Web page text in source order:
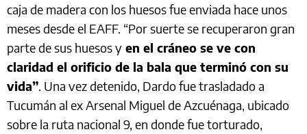
caja de madera con los huesos fue enviada hace unos
meses desde el EAFF. “Por suerte se recuperaron gran
parte de sus huesos y en el cráneo se ve con
claridad el orificio de la bala que terminó con su
vida”. Una vez detenido, Dardo fue trasladado a
Tucumán al ex Arsenal Miguel de Azcuénaga, ubicado
sobre la ruta nacional 9, en donde fue torturado,